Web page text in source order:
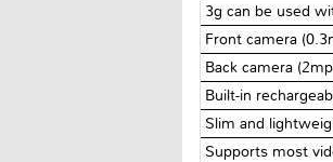
3g can be used
Front camera
Back camera
Built-in
Slim and
Supports most